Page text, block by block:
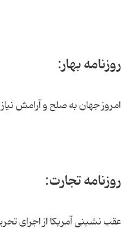
روزنامه بهار:
امروز جهان به صلح و آرامش نیاز
روزنامه تجارت:
عقب نشینی آمریکا از اجرای